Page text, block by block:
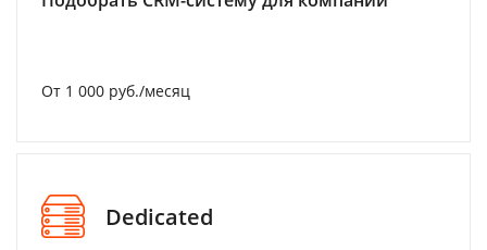
От 1 000 руб./месяц
Dedicated